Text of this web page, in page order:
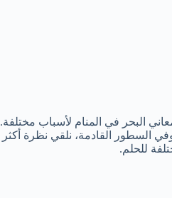
البحر في المنام لأسباب مختلفة.
السطور القادمة، نلقي نظرة أكثر
للحلم.